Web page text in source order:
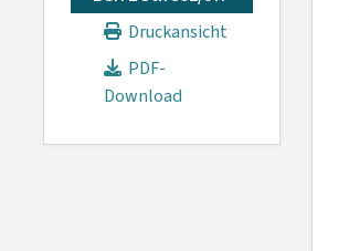
Druckansicht
PDF-
Download